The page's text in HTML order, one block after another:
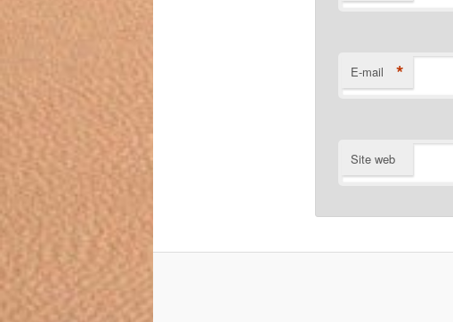
E-mail *
Site web